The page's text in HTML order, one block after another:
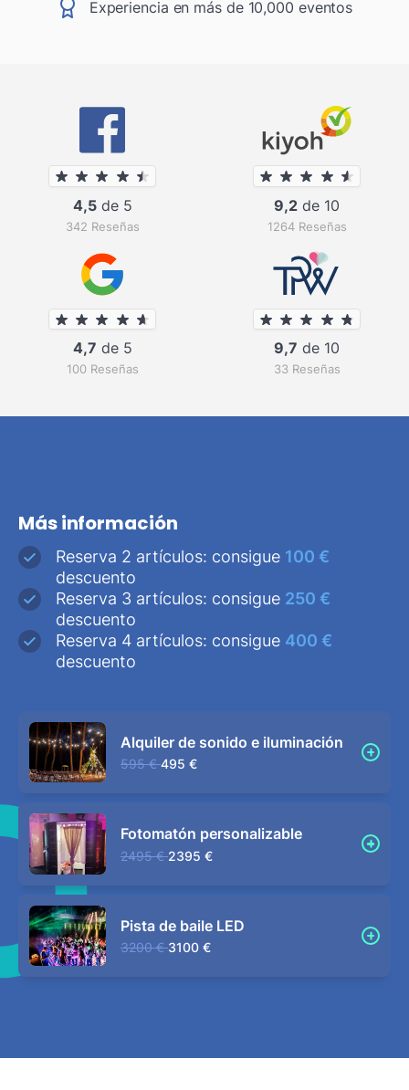
Experiencia en más de 10,000 eventos
4,5de 5
342 Reseñas
9,2 de 10
1264 Reseñas
4,7 de 5
100 Reseñas
9,7 de 10
33 Reseñas
Más información
Reserva 2 artículos: consigue 100 €
descuento
Reserva 3 artículos: consigue 250 €
descuento
Reserva 4 artículos: consigue 400 €
descuento
Alquiler de sonido e iluminación
595 € 495 €
Fotomatón personalizable
2495 € 2395 €
Pista de baile LED
3200 € 3100 €